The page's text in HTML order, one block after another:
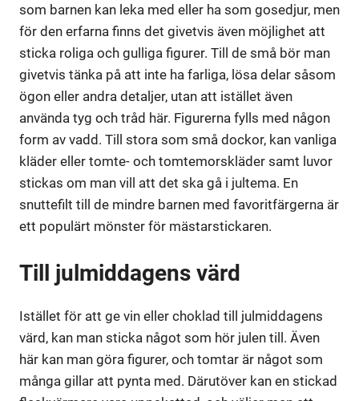
som barnen kan leka med eller ha som gosedjur, men
för den erfarna finns det givetvis även möjlighet att
sticka roliga och gulliga figurer. Till de små bör man
givetvis tänka på att inte ha farliga, lösa delar såsom
ögon eller andra detaljer, utan att istället även
använda tyg och tråd här. Figurerna fylls med någon
form av vadd. Till stora som små dockor, kan vanliga
kläder eller tomte- och tomtemorskläder samt luvor
stickas om man vill att det ska gå i jultema. En
snuttefilt till de mindre barnen med favoritfärgerna är
ett populärt mönster för mästarstickaren.
Till julmiddagens värd
Istället för att ge vin eller choklad till julmiddagens
värd, kan man sticka något som hör julen till. Även
här kan man göra figurer, och tomtar är något som
många gillar att pynta med. Därutöver kan en stickad